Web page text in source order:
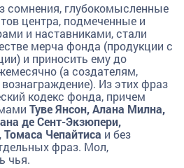
сомнения, глубокомысленные
центра, подмеченные и
и наставниками, стали
мерча фонда (продукции с
и приносить ему до
(а создателям,
Из этих фраз
кодекс фонда, причем
Туве Янсон, Алана Милна,
де Сент-Экзюпери,
Чепайтиса и без
фраз. Мол,
чья.